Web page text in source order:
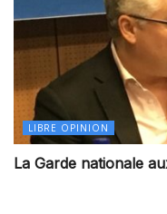
LIBRE OPINION
La Garde nationale